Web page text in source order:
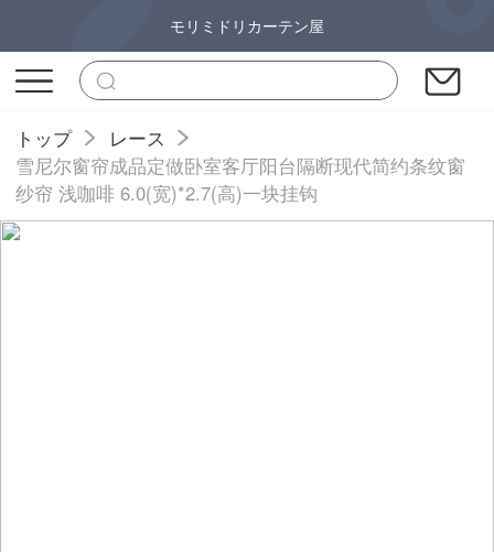
モリミドリカーテン屋
トップ
レース
雪尼尔窗帘成品定做卧室客厅阳台隔断现代简约条纹窗
纱帘 浅咖啡 6.0(宽)*2.7(高)一块挂钩